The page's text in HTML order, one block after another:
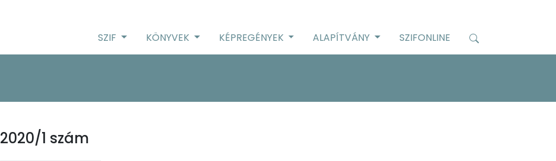
SZIF KÖNYVEK KÉPREGÉNYEK ALAPÍTVÁNY SZIFONLINE
2020/1 szám